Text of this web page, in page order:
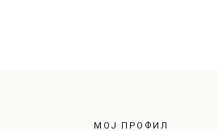
МОЈ ПРОФИЛ